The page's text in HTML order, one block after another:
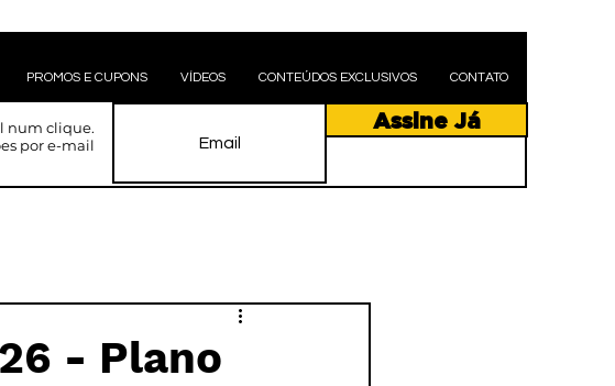
PROMOS E CUPONS VÍDEOS CONTEÚDOS EXCLUSIVOS CONTATO
num clique.
por e-mail
Assine Já
- Plano